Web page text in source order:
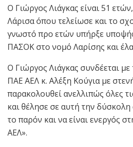
Ο Γιώργος Λιάγκας είναι 51
Λάρισα όπου τελείωσε και το
γνωστό προ ετών υπήρξε
ΠΑΣΟΚ στο νομό Λαρίσης και
Ο Γιώργος Λιάγκας συνδέεται με
ΠΑΕ ΑΕΛ κ. Αλέξη Κούγια με
παρακολουθεί ανελλιπώς όλες
και θέλησε σε αυτή την
το παρόν και να είναι ενεργός
ΑΕΛ».